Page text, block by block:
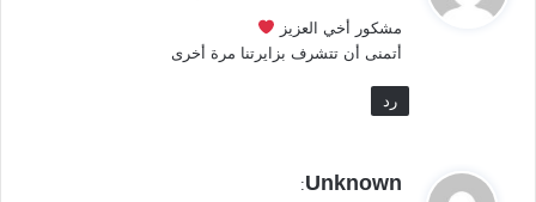
ل
مشكور أخي العزيز ⁦
أتمنى أن تتشرف بزايرتنا مرة أخرى
رد
يUnknown
: